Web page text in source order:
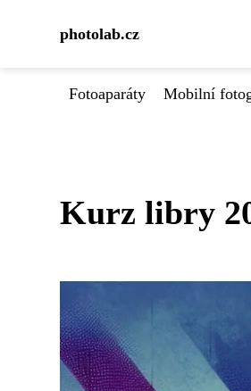
photolab.cz
Fotoaparáty Mobilní
Kurz libry